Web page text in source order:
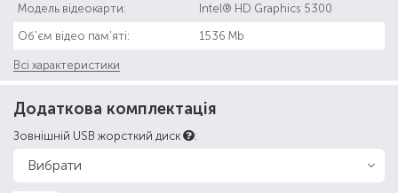
Модель відеокарти: Intel® HD Graphics 5300
Об'єм відео пам'яті: 1536 Mb
Всі характеристики
Додаткова комплектація
Зовнішній USB жорсткий диск :